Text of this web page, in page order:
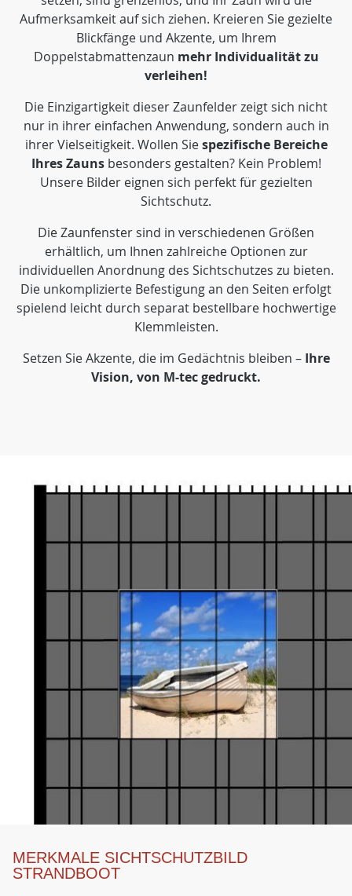
Aufmerksamkeit auf sich ziehen. Kreieren Sie gezielte
Blickfänge und Akzente, um Ihrem
Doppelstabmattenzaun mehr Individualität zu
verleihen!
Die Einzigartigkeit dieser Zaunfelder zeigt sich nicht
nur in ihrer einfachen Anwendung, sondern auch in
ihrer Vielseitigkeit. Wollen Siespezifische Bereiche
Ihres Zaunsbesonders gestalten? Kein Problem!
Unsere Bilder eignen sich perfekt für gezielten
Sichtschutz.
Die Zaunfenster sind in verschiedenen Größen
erhältlich, um Ihnen zahlreiche Optionen zur
individuellen Anordnung des Sichtschutzes zu bieten.
Die unkomplizierte Befestigung an den Seiten erfolgt
spielend leicht durch separat bestellbare hochwertige
Klemmleisten.
Setzen Sie Akzente, die im Gedächtnis bleiben – Ihre
Vision, von M-tec gedruckt.
MERKMALE SICHTSCHUTZBILD
STRANDBOOT